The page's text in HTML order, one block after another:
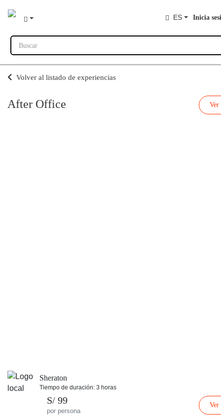
ES Inicia
Buscar
Volver al listado de experiencias
After Office Ver
Sheraton
Tiempo de duración: 3 horas
S/ 99
por persona
Ver